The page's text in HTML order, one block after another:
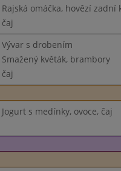
Rajská omáčka, hovězí zadní
čaj
Vývar s drobením
Smažený květák, brambory
čaj
Jogurt s medínky, ovoce, čaj